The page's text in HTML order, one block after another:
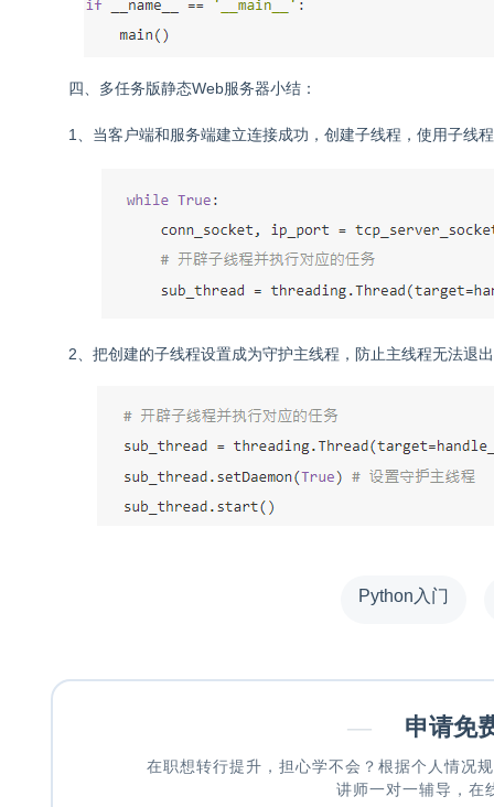
四、多任务版静态Web服务器小结：
1、当客户端和服务端建立连接成功，创建子线程，使用子线
2、把创建的子线程设置成为守护主线程，防止主线程无法退
Python入门
— 申请免
在职想转行提升，担心学不会？根据个人情况
讲师一对一辅导，在